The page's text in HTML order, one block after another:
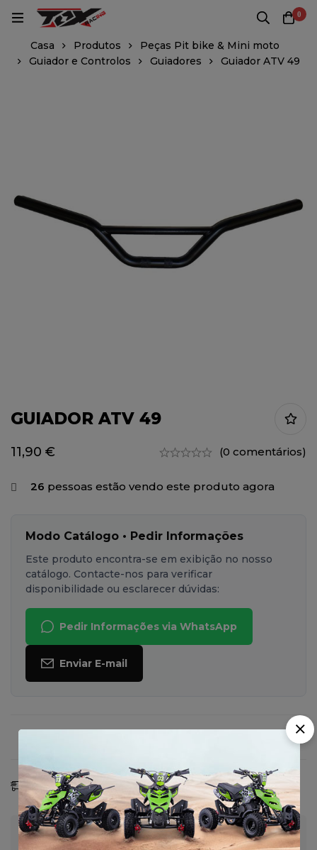
0
Casa Produtos
Peças Pit bike & Mini moto
Guiador e Controlos
Guiadores Guiador ATV 49
GUIADOR ATV 49
11,90 € (0 comentários)
26 pessoas estão vendo este produto agora
Modo Catálogo • Pedir Informações
Este produto encontra-se em exibição no nosso
catálogo. Contacte-nos para verificar
disponibilidade ou esclarecer dúvidas:
Pedir Informações via WhatsApp
Enviar E-mail
Previsão De Entrega: 08 - 15 Ago, 2026